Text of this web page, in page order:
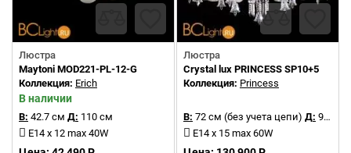
Люстра
Maytoni MOD221-PL-12-G
Коллекция: Erich
В наличии
В: 42.7 см Д: 110 см
E14 x 12 max 40W
Люстра
Crystal lux PRINCESS SP10+5
Коллекция: Princess
В: 72 см (без учета цепи) Д: 90 см
E14 x 15 max 60W